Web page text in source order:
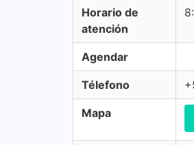
Horario de
atención
Agendar
Télefono
Mapa